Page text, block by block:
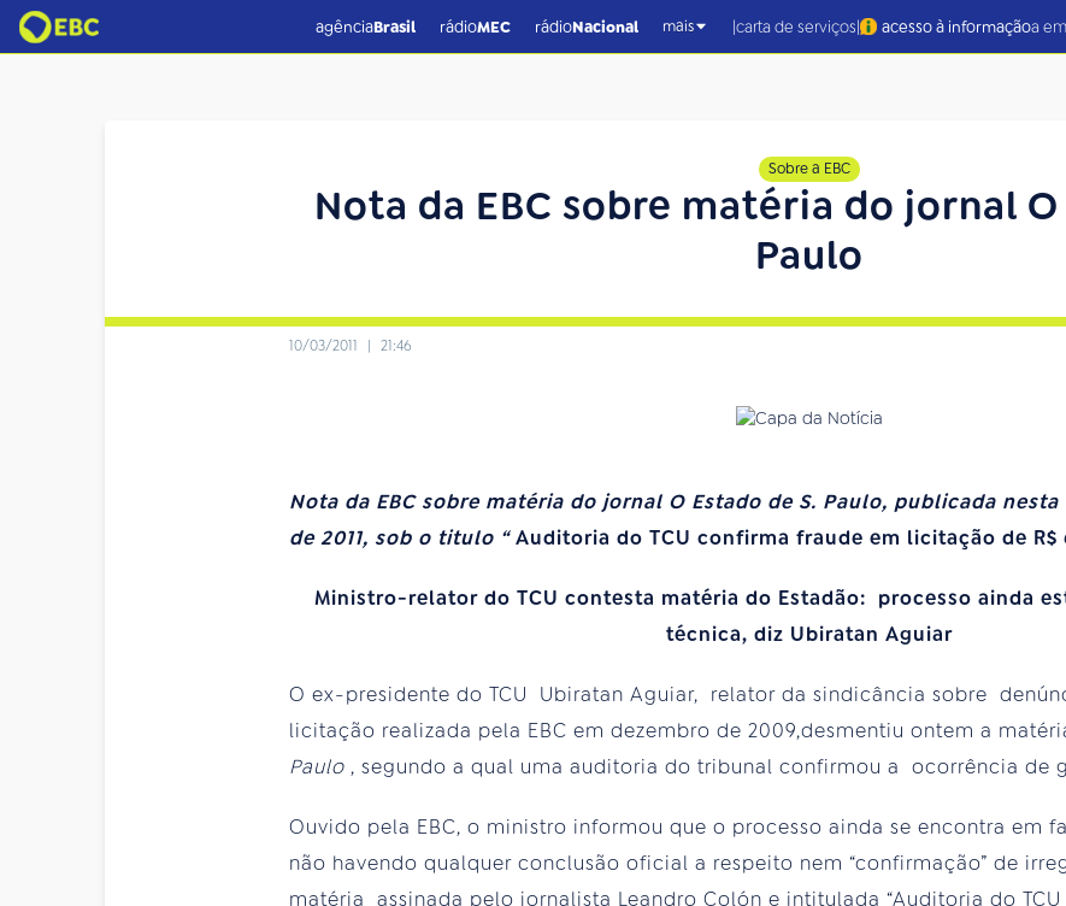
agênciaBrasil rádioMEC rádioNacional mais |carta de serviços| acesso à informaçãoa
Sobre a EBC
Nota da EBC sobre matéria do jornal O
Paulo
10/03/2011 | 21:46
Nota da EBC sobre matéria do jornal O Estado de S. Paulo, publicada
de 2011, sob o titulo “Auditoria do TCU confirma fraude em licitação de R$
Ministro-relator do TCU contesta matéria do Estadão: processo ainda
técnica, diz Ubiratan Aguiar
O ex-presidente do TCU Ubiratan Aguiar, relator da sindicância sobre
licitação realizada pela EBC em dezembro de 2009,desmentiu ontem a
Paulo , segundo a qual uma auditoria do tribunal confirmou a ocorrência de
Ouvido pela EBC, o ministro informou que o processo ainda se encontra em
não havendo qualquer conclusão oficial a respeito nem “confirmação” de
matéria assinada pelo jornalista Leandro Colón e intitulada “Auditoria do